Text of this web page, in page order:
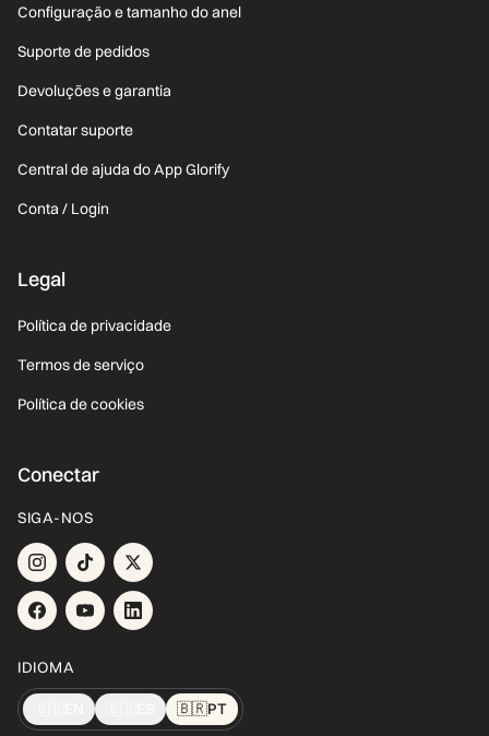
Configuração e tamanho do anel
Suporte de pedidos
Devoluções e garantia
Contatar suporte
Central de ajuda do App Glorify
Conta / Login
Legal
Política de privacidade
Termos de serviço
Política de cookies
Conectar
SIGA-NOS
IDIOMA
🇧🇷PT